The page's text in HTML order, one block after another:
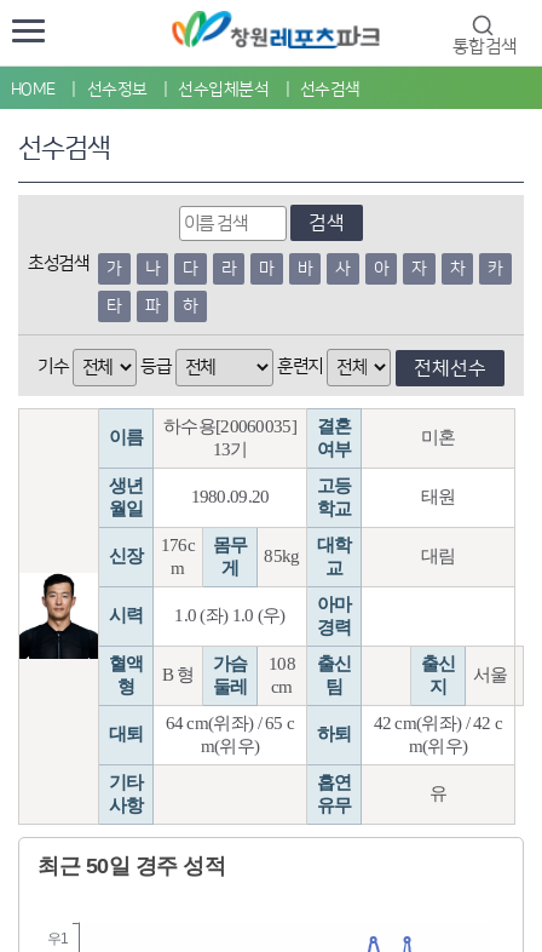
통합검색
HOME 선수정보 선수입체분석 선수검색
선수검색
검색
초성검색 가 나 다 라 마 바 사 아 자 차
카
타
파 하
기수 등급 훈련지 전체선수
이름
하수용[20060035]
13기
결혼
여부
미혼
생년
월일
1980.09.20
고등
학교
태원
신장
176c
m
몸무
게
85kg
대학
교
대림
시력 1.0 (좌) 1.0 (우)
아마
경력
혈액
형
B 형
가슴
둘레
108
cm
출신
팀
출신
지
서울
대퇴
64 cm(위좌) / 65 c
m(위우)
하퇴
42 cm(위좌) / 42 c
m(위우)
기타
사항
흡연
유무
유